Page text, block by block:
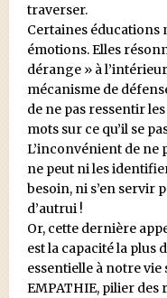
traverser.
Certaines éducations
émotions. Elles
dérange » à
mécanisme de
de ne pas ressentir
mots sur ce qu’il se
L’inconvénient de ne
ne peut ni les
besoin, ni s’en servir
d’autrui !
Or, cette dernière
est la capacité la plus
essentielle à notre
EMPATHIE, pilier des